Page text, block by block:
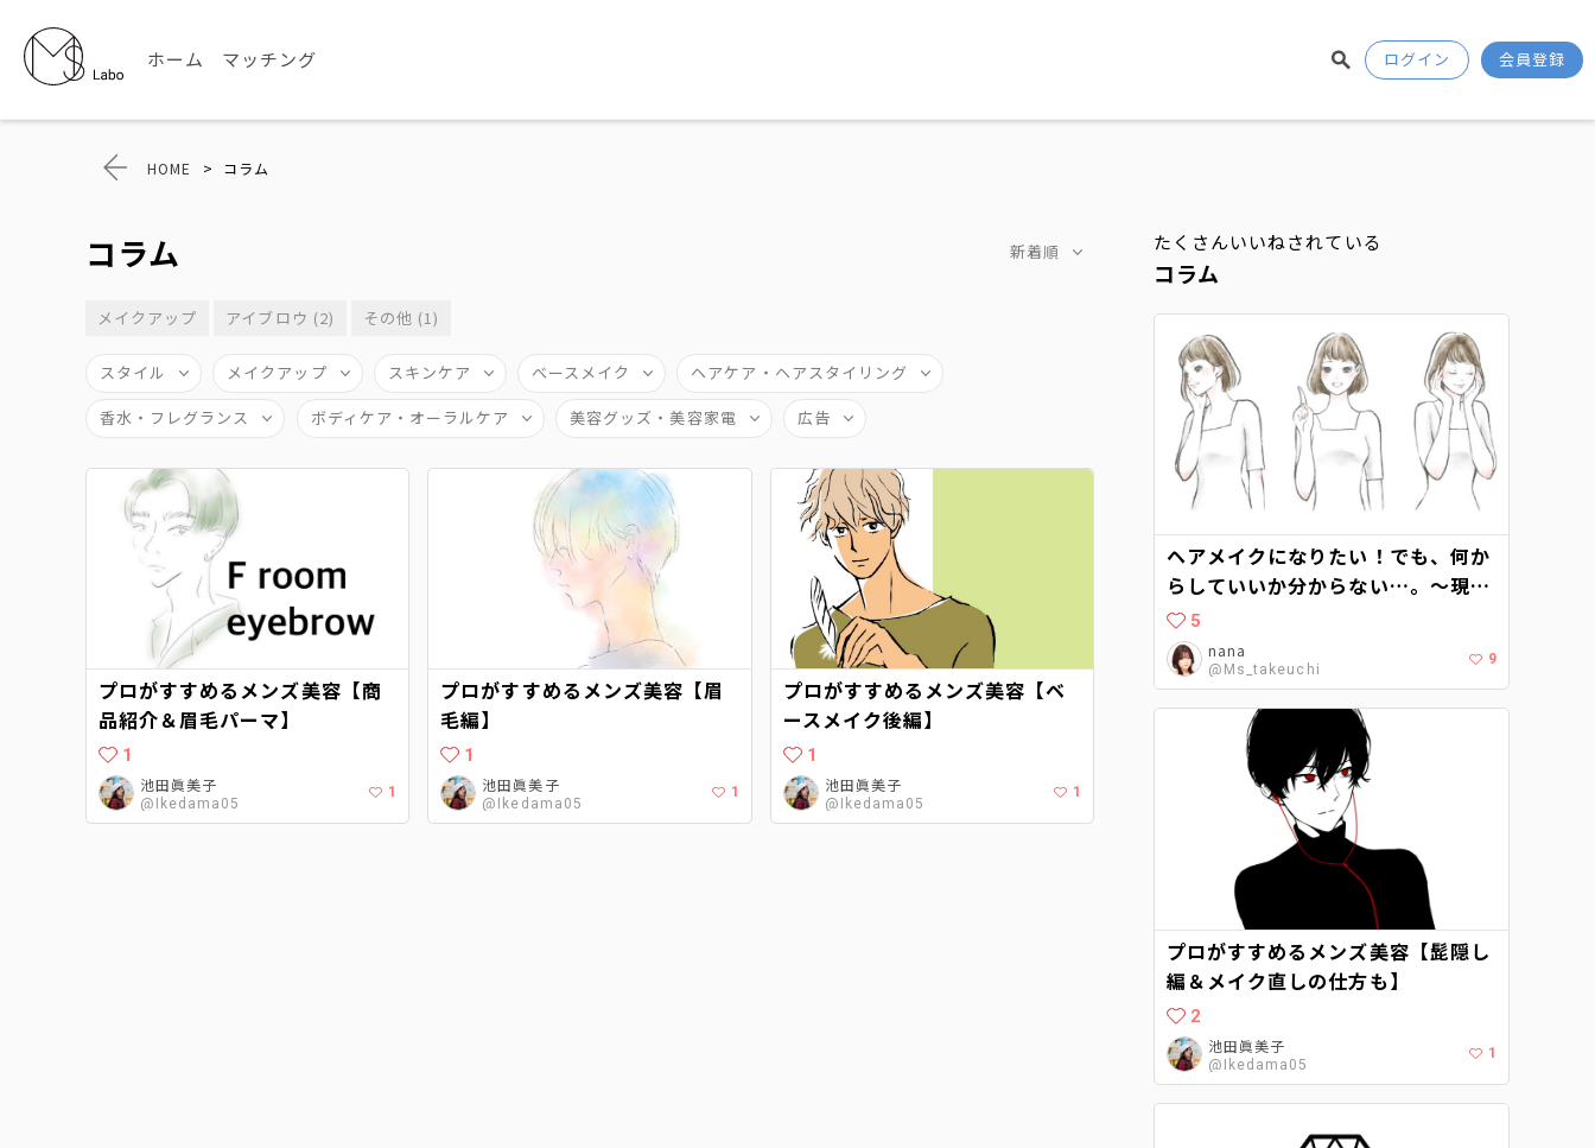
ログイン 会員登録
ホーム マッチング
HOME > コラム
コラム 新着順
メイクアップ アイブロウ (2) その他 (1)
スタイル メイクアップ スキンケア ベースメイク
ヘアケア・ヘアスタイリング
香水・フレグランス
ボディケア・オーラルケア 美容グッズ・美容家電 広告
プロがすすめるメンズ美容【商
品紹介＆眉毛パーマ】
1
池田眞美子
@Ikedama05
1
プロがすすめるメンズ美容【眉
毛編】
1
池田眞美子
@Ikedama05
1
プロがすすめるメンズ美容【ベ
ースメイク後編】
1
池田眞美子
@Ikedama05
1
たくさんいいねされている
コラム
ヘアメイクになりたい！でも、何か
らしていいか分からない…。〜現役
ヘアメイクに聞くヘアメイクアップ
アーティストへの道〜
5
nana
@Ms_takeuchi
9
プロがすすめるメンズ美容【髭隠し
編＆メイク直しの仕方も】
2
池田眞美子
@Ikedama05
1